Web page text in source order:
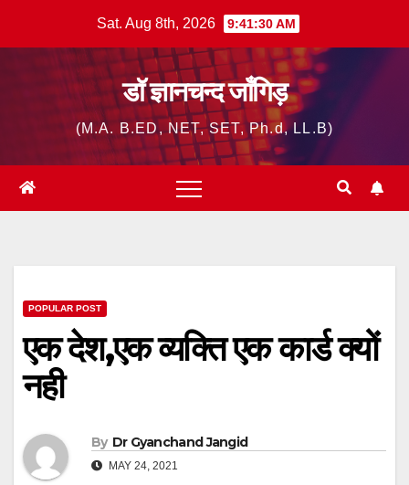
Sat. Aug 8th, 2026 9:41:31 AM
डॉ ज्ञानचन्द जाँगिड़
(M.A. B.ED, NET, SET, Ph.d, LL.B)
POPULAR POST
एक देश,एक व्यक्ति एक कार्ड क्यों
नही
By Dr Gyanchand Jangid
MAY 24, 2021